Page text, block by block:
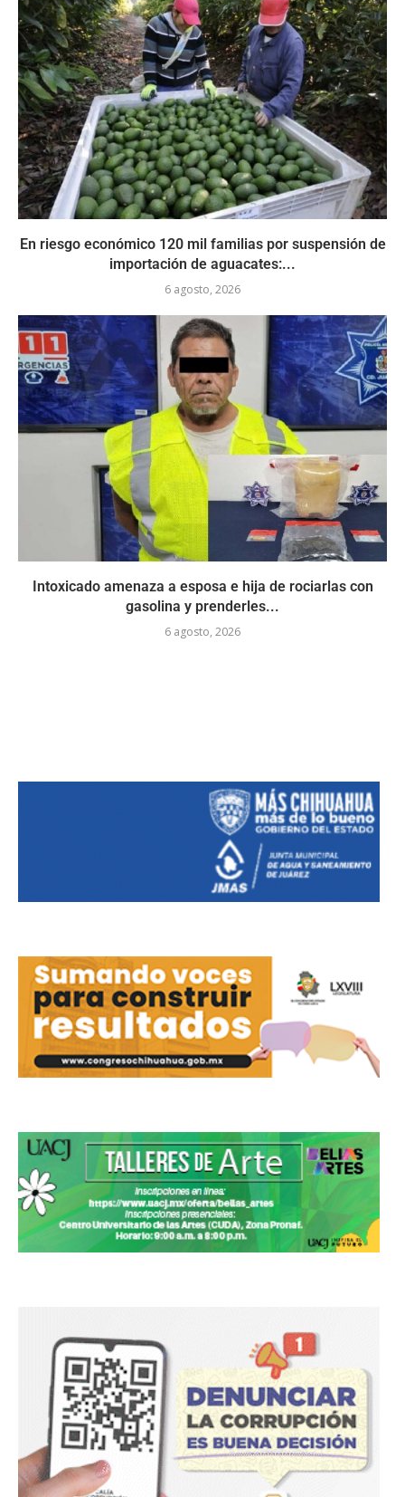
En riesgo económico 120 mil familias por suspensión de
importación de aguacates:...
6 agosto, 2026
Intoxicado amenaza a esposa e hija de rociarlas con
gasolina y prenderles...
6 agosto, 2026